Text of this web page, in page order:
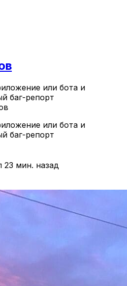
или бота и
баг-репорт
или бота и
баг-репорт
23 мин. назад